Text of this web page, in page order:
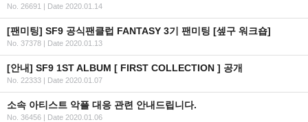
No. 26691 | Date 2020.01.14
[팬미팅] SF9 공식팬클럽 FANTASY 3기 팬미팅 [셒구 워크숍]
No. 37378 | Date 2020.01.13
[안내] SF9 1ST ALBUM [ FIRST COLLECTION ] 공개
No. 22333 | Date 2020.01.07
소속 아티스트 악플 대응 관련 안내드립니다.
No. 36456 | Date 2020.01.06